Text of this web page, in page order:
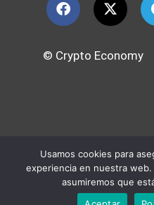
© Crypto Economy
Usamos cookies para
experiencia en nuestra
asumiremos que